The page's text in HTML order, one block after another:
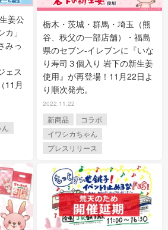
姜公
」
みっ
ェス
11月
栃木・茨城・群馬・埼玉（熊
谷、秩父の一部店舗）・福島
県のセブン‐イレブンに『いな
り寿司３個入り 岩下の新生姜
使用』が再登場！11月22日よ
り順次発売。
2022.11.22
新商品
コラボ
イワシカちゃん
プレスリリース